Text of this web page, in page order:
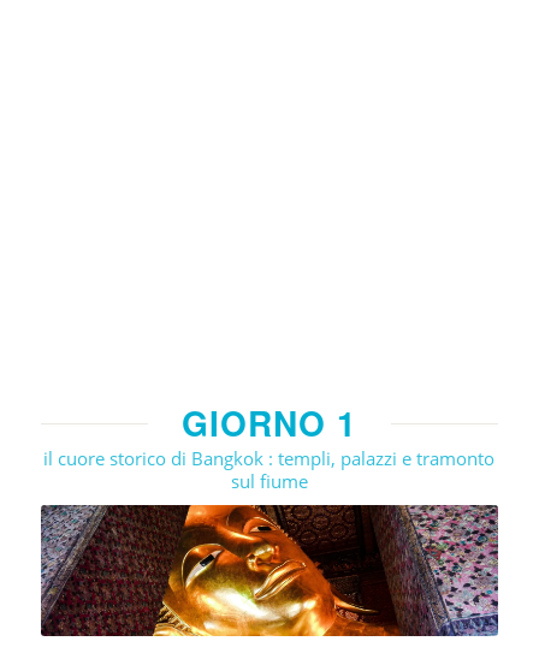
GIORNO 1
il cuore storico di Bangkok : templi, palazzi e tramonto
sul fiume